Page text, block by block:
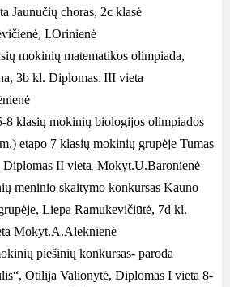
Jaunučių choras, 2c klasė
I.Orinienė
mokinių matematikos olimpiada,
3b kl. Diplomas. III vieta
klasių mokinių biologijos olimpiados
etapo 7 klasių mokinių grupėje Tumas
Diplomas II vieta. Mokyt.U.Baronienė
meninio skaitymo konkursas Kauno
Liepa Ramukevičiūtė, 7d kl.
Mokyt.A.Aleknienė
piešinių konkursas- paroda
Otilija Valionytė, Diplomas I vieta 8-